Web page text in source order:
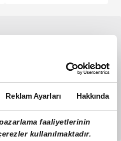
Reklam Ayarları Hakkında
faaliyetlerinin
kullanılmaktadır.